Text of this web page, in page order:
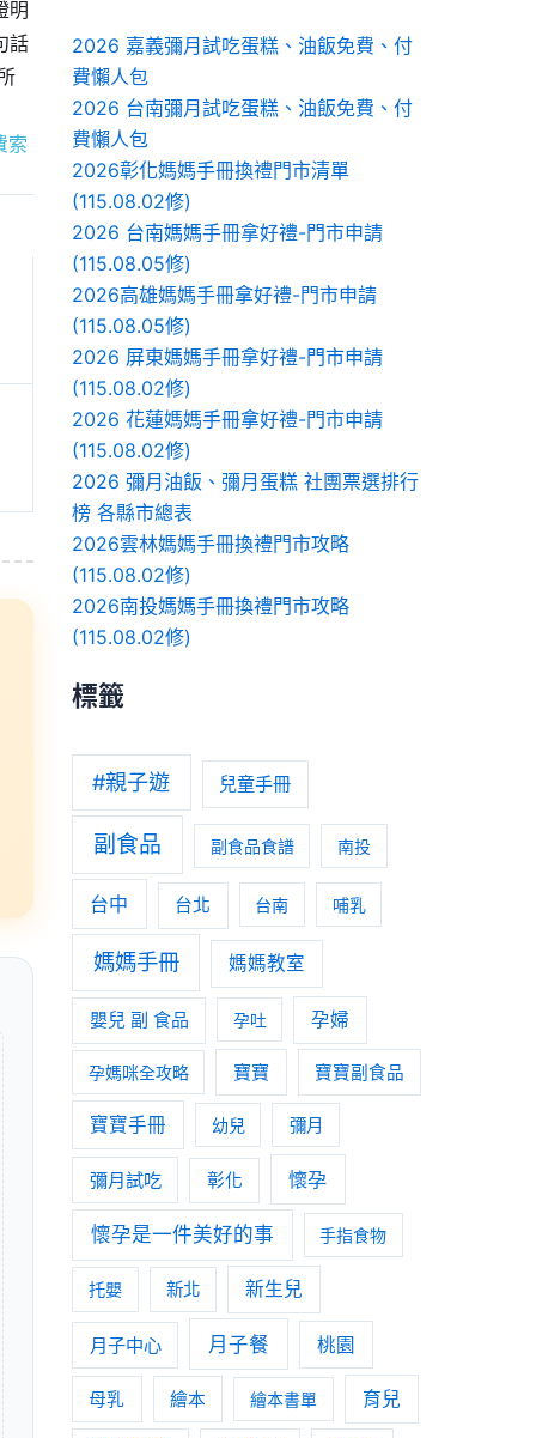
明
話
索
2026 嘉義彌月試吃蛋糕、油飯免費、付
費懶人包
2026 台南彌月試吃蛋糕、油飯免費、付
費懶人包
2026彰化媽媽手冊換禮門市清單
(115.08.02修)
2026 台南媽媽手冊拿好禮-門市申請
(115.08.05修)
2026高雄媽媽手冊拿好禮-門市申請
(115.08.05修)
2026 屏東媽媽手冊拿好禮-門市申請
(115.08.02修)
2026 花蓮媽媽手冊拿好禮-門市申請
(115.08.02修)
2026 彌月油飯、彌月蛋糕 社團票選排行
榜 各縣市總表
2026雲林媽媽手冊換禮門市攻略
(115.08.02修)
2026南投媽媽手冊換禮門市攻略
(115.08.02修)
標籤
#親子遊 兒童手冊
副食品 副食品食譜 南投
台中 台北 台南 哺乳
媽媽手冊 媽媽教室
嬰兒 副 食品 孕吐 孕婦
孕媽咪全攻略 寶寶 寶寶副食品
寶寶手冊 幼兒 彌月
彌月試吃 彰化 懷孕
懷孕是一件美好的事 手指食物
托嬰 新北 新生兒
月子中心 月子餐 桃園
母乳 繪本 繪本書單 育兒